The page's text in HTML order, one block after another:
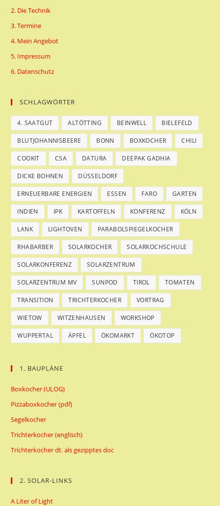
2. Die Technik
3. Termine
4. Mein Angebot
5. Impressum
6. Datenschutz
SCHLAGWÖRTER
4. SAATGUT ALTÖTTING BEINWELL BIELEFELD
BLUTJOHANNISBEERE BONN BOXKOCHER CHILI
COOKIT CSA DATURA DEEPAK GADHIA
DICKE BOHNEN DÜSSELDORF
ERNEUERBARE ENERGIEN ESSEN FARO GARTEN
INDIEN IPK KARTOFFELN KONFERENZ KÖLN
LANK LIGHTOVEN PARABOLSPIEGELKOCHER
RHABARBER SOLARKOCHER SOLARKOCHSCHULE
SOLARKONFERENZ SOLARZENTRUM
SOLARZENTRUM MV SUNPOD TIROL TOMATEN
TRANSITION TRICHTERKOCHER VORTRAG
WIETOW WITZENHAUSEN WORKSHOP
WUPPERTAL ÄPFEL ÖKOMARKT ÖKOTOP
1. BAUPLÄNE
Boxkocher (ULOG)
Pizzaboxkocher (pdf)
Segelkocher
Trichterkocher (englisch)
Trichterkocher dt. als gezipptes doc
2. SOLAR-LINKS
A Liter of Light